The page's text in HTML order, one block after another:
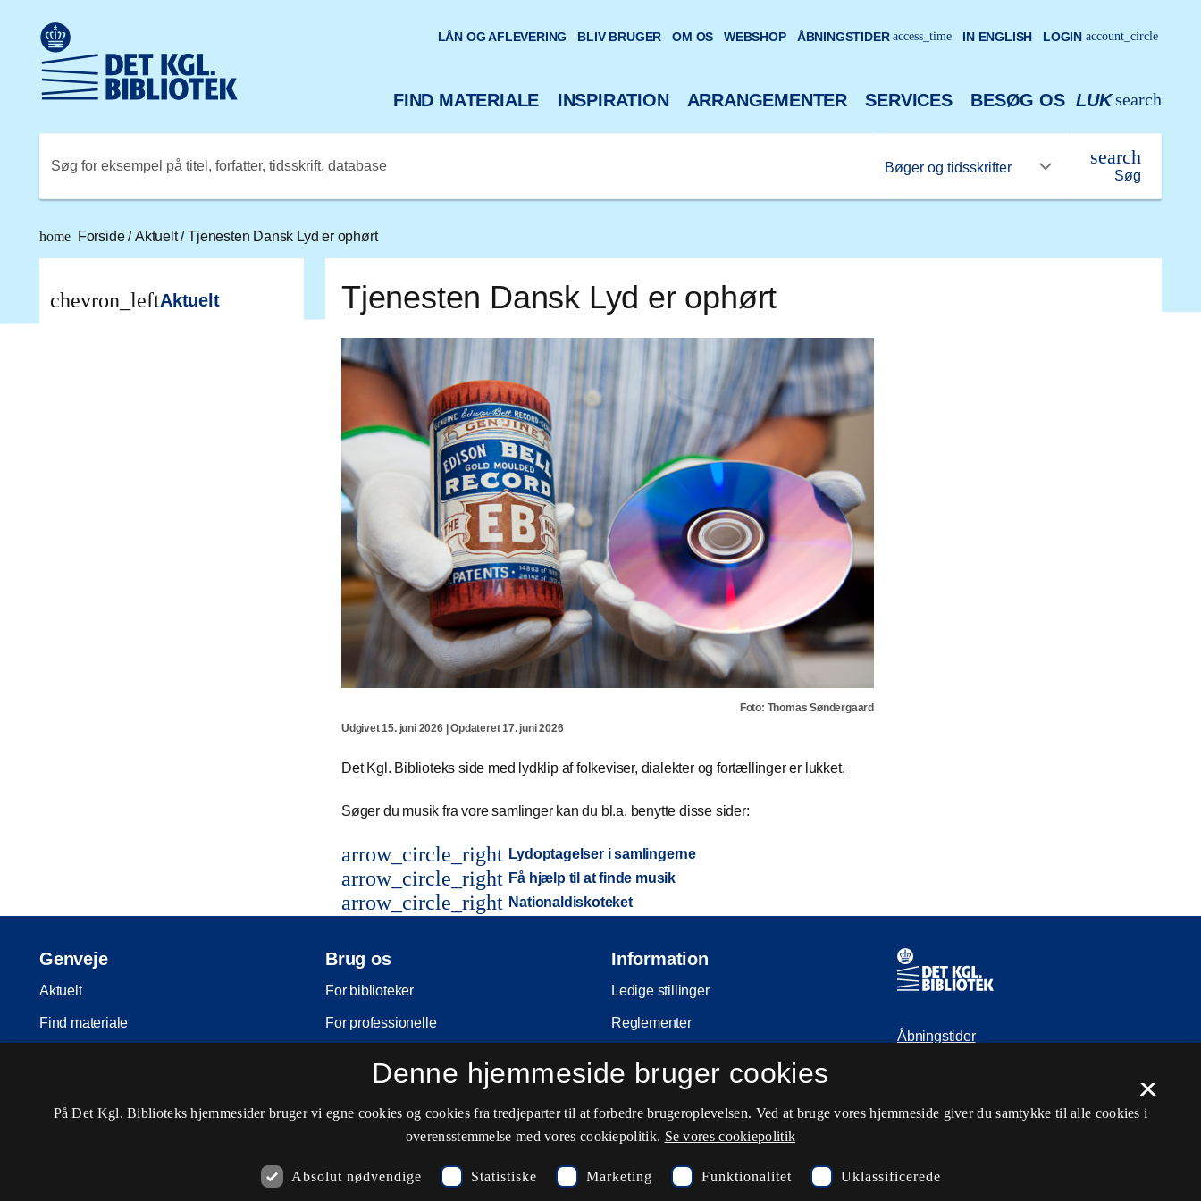
Det Kongelige Biblioteks logo. Gå til Det Kongelige Biblioteks hjemmeside
FIND MATERIALE INSPIRATION ARRANGEMENTER SERVICES BESØG OS search
LUK
Søg for eksempel på titel, forfatter, tidsskrift, database
Søg
search
LÅN OG AFLEVERING BLIV BRUGER OM OS WEBSHOP ÅBNINGSTIDER access_time IN ENGLISH LOGIN account_circle
home Forside/ Aktuelt/ Tjenesten Dansk Lyd er ophørt
chevron_leftAktuelt Tjenesten Dansk Lyd er ophørt
Foto: Thomas Søndergaard
Udgivet 15. juni 2026 | Opdateret 17. juni 2026
Det Kgl. Biblioteks side med lydklip af folkeviser, dialekter og fortællinger er lukket.
Søger du musik fra vore samlinger kan du bl.a. benytte disse sider:
arrow_circle_right Lydoptagelser i samlingerne
arrow_circle_right Få hjælp til at finde musik
arrow_circle_right Nationaldiskoteket
Genveje
Aktuelt
Find materiale
Services
Brug os
For biblioteker
For professionelle
Møder og konferencer
Nota-service
Information
Ledige stillinger
Reglementer
Privatlivs- og persondatapolitik
Tilgængelighedserklæring
Cookieindstillinger
Kontaktinformationer
Åbningstider
×
Denne hjemmeside bruger cookies
På Det Kgl. Biblioteks hjemmesider bruger vi egne cookies og cookies fra tredjeparter til at forbedre brugeroplevelsen. Ved at bruge vores hjemmeside giver du samtykke til alle cookies i
overensstemmelse med vores cookiepolitik. Se vores cookiepolitik
Absolut nødvendige Statistiske Marketing Funktionalitet Uklassificerede